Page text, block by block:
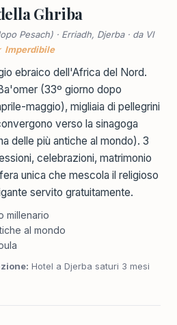
Ghriba
Pesach) · Erriadh, Djerba · da VI
Imperdibile
ebraico dell'Africa del Nord.
(33º giorno dopo
maggio), migliaia di pellegrini
verso la sinagoga
delle più antiche al mondo). 3
celebrazioni, matrimonio
unica che mescola il religioso
servito gratuitamente.
millenario
al mondo
Hotel a Djerba saturi 3 mesi